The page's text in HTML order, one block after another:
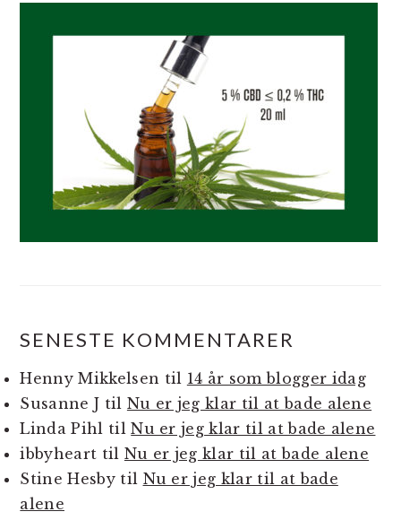
SENESTE KOMMENTARER
Henny Mikkelsen til 14 år som blogger idag
Susanne J til Nu er jeg klar til at bade alene
Linda Pihl tilNu er jeg klar til at bade alene
ibbyheart til Nu er jeg klar til at bade alene
Stine Hesbytil Nu er jeg klar til at bade
alene